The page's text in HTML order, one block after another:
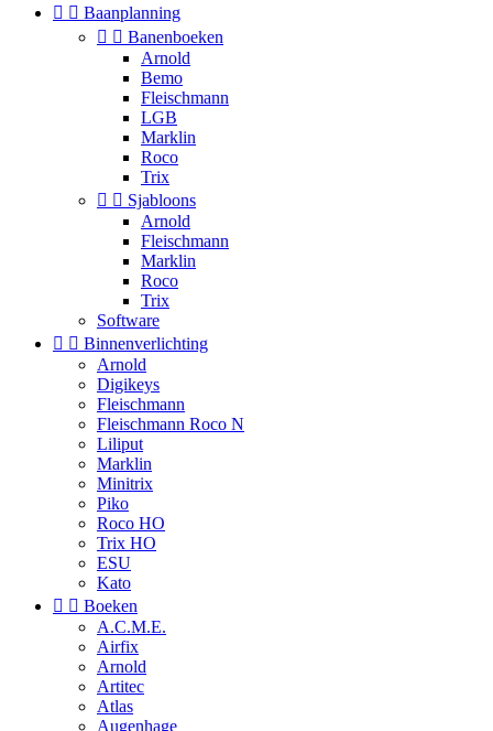
  Baanplanning
  Banenboeken
Arnold
Bemo
Fleischmann
LGB
Marklin
Roco
Trix
  Sjabloons
Arnold
Fleischmann
Marklin
Roco
Trix
Software
  Binnenverlichting
Arnold
Digikeys
Fleischmann
Fleischmann Roco N
Liliput
Marklin
Minitrix
Piko
Roco HO
Trix HO
ESU
Kato
  Boeken
A.C.M.E.
Airfix
Arnold
Artitec
Atlas
Augenhage